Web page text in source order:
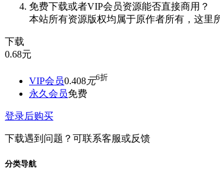
免费下载或者VIP会员资源能否直接商用？
本站所有资源版权均属于原作者所有，这里
下载
0.68元
VIP会员0.408元6折
永久会员免费
登录后购买
下载遇到问题？可联系客服或反馈
分类导航